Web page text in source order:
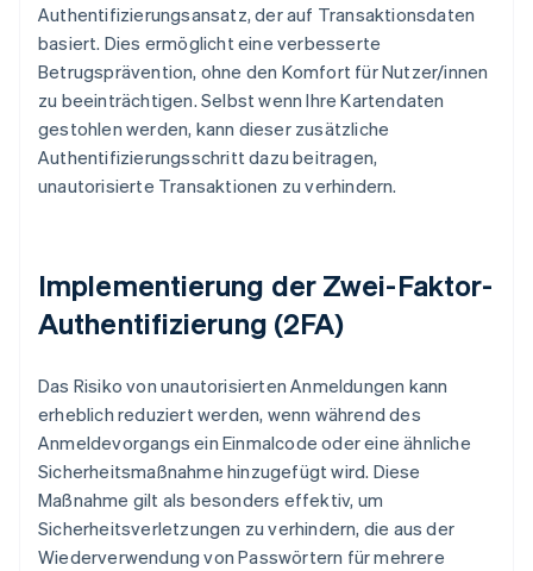
Authentifizierungsansatz, der auf Transaktionsdaten
basiert. Dies ermöglicht eine verbesserte
Betrugsprävention, ohne den Komfort für Nutzer/innen
zu beeinträchtigen. Selbst wenn Ihre Kartendaten
gestohlen werden, kann dieser zusätzliche
Authentifizierungsschritt dazu beitragen,
unautorisierte Transaktionen zu verhindern.
Implementierung der Zwei-Faktor-
Authentifizierung (2FA)
Das Risiko von unautorisierten Anmeldungen kann
erheblich reduziert werden, wenn während des
Anmeldevorgangs ein Einmalcode oder eine ähnliche
Sicherheitsmaßnahme hinzugefügt wird. Diese
Maßnahme gilt als besonders effektiv, um
Sicherheitsverletzungen zu verhindern, die aus der
Wiederverwendung von Passwörtern für mehrere